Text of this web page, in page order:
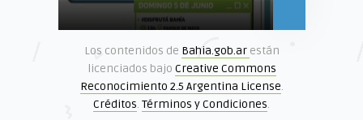
Los contenidos de Bahia.gob.ar están
licenciados bajo Creative Commons
Reconocimiento 2.5 Argentina License.
Créditos. Términos y Condiciones.